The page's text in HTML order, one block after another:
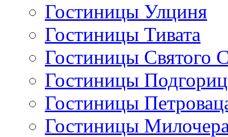
Гостиницы Улциня
Гостиницы Тивата
Гостиницы Святого
Гостиницы
Гостиницы
Гостиницы